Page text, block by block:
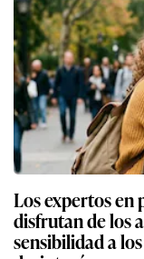
Los expertos en
disfrutan de los
sensibilidad a